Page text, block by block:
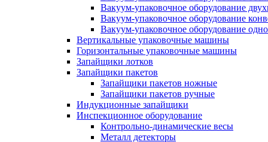
Вакуум-упаковочное оборудование
Вакуум-упаковочное оборудование
Вакуум-упаковочное оборудование
Вертикальные упаковочные машины
Горизонтальные упаковочные машины
Запайщики лотков
Запайщики пакетов
Запайщики пакетов ножные
Запайщики пакетов ручные
Индукционные запайщики
Инспекционное оборудование
Контрольно-динамические весы
Металл детекторы